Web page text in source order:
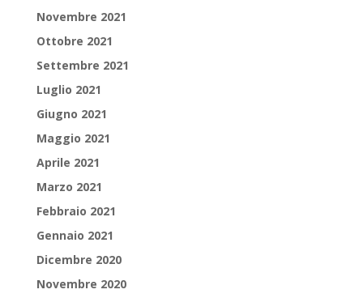
Novembre 2021
Ottobre 2021
Settembre 2021
Luglio 2021
Giugno 2021
Maggio 2021
Aprile 2021
Marzo 2021
Febbraio 2021
Gennaio 2021
Dicembre 2020
Novembre 2020